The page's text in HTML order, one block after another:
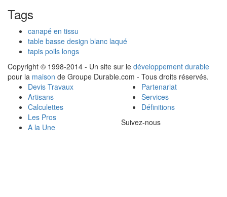
Tags
canapé en tissu
table basse design blanc laqué
tapis poils longs
Copyright © 1998-2014 - Un site sur le développement durable
pour la maison de Groupe Durable.com - Tous droits réservés.
Devis Travaux
Artisans
Calculettes
Les Pros
A la Une
Partenariat
Services
Définitions
Suivez-nous